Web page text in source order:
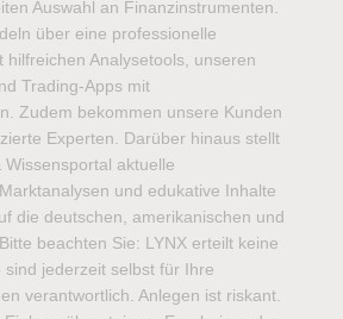
Auswahl an Finanzinstrumenten.
über eine professionelle
hilfreichen Analysetools, unseren
Trading-Apps mit
Zudem bekommen unsere Kunden
Experten. Darüber hinaus stellt
Wissensportal aktuelle
und edukative Inhalte
die deutschen, amerikanischen und
beachten Sie: LYNX erteilt keine
jederzeit selbst für Ihre
verantwortlich. Anlegen ist riskant.